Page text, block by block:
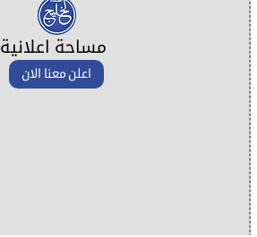
مساحة اعلانية
اعلن معنا الان